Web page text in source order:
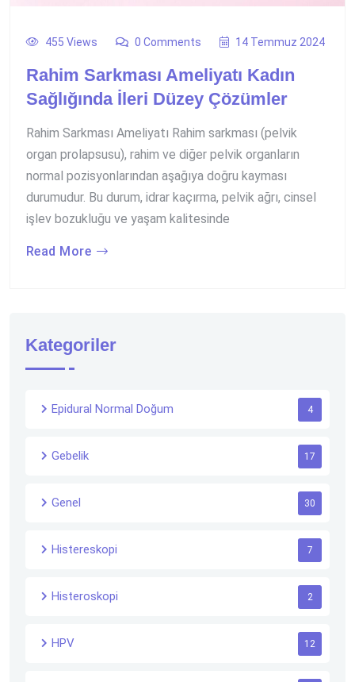
455 Views 0 Comments 14 Temmuz 2024
Rahim Sarkması Ameliyatı Kadın
Sağlığında İleri Düzey Çözümler
Rahim Sarkması Ameliyatı Rahim sarkması (pelvik
organ prolapsusu), rahim ve diğer pelvik organların
normal pozisyonlarından aşağıya doğru kayması
durumudur. Bu durum, idrar kaçırma, pelvik ağrı, cinsel
işlev bozukluğu ve yaşam kalitesinde
Read More
Kategoriler
Epidural Normal Doğum 4
Gebelik 17
Genel 30
Histereskopi 7
Histeroskopi 2
HPV 12